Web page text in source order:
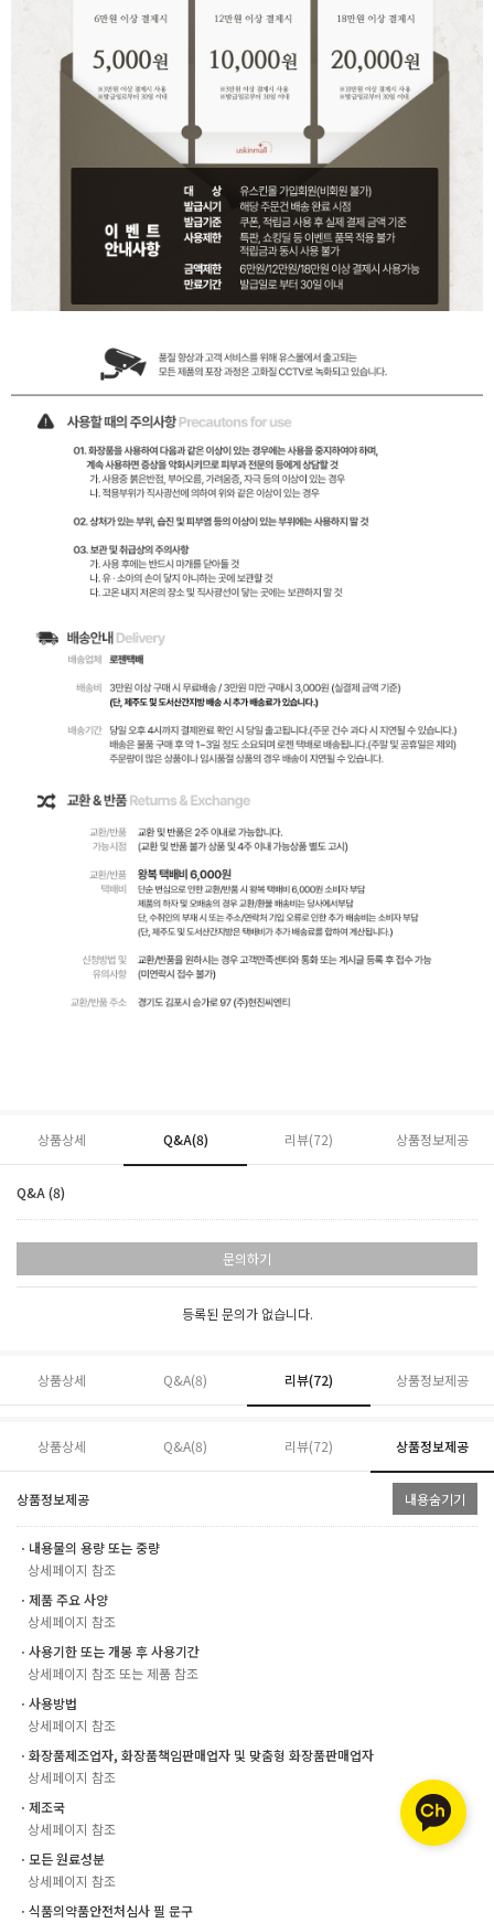
상품상세 Q&A(8) 리뷰(72) 상품정보제공
Q&A (8)
문의하기
등록된 문의가 없습니다.
상품상세 Q&A(8) 리뷰(72) 상품정보제공
상품상세 Q&A(8) 리뷰(72) 상품정보제공
상품정보제공 내용숨기기
ㆍ내용물의 용량 또는 중량
상세페이지 참조
ㆍ제품 주요 사양
상세페이지 참조
ㆍ사용기한 또는 개봉 후 사용기간
상세페이지 참조 또는 제품 참조
ㆍ사용방법
상세페이지 참조
ㆍ화장품제조업자, 화장품책임판매업자 및 맞춤형 화장품판매업자
상세페이지 참조
ㆍ제조국
상세페이지 참조
ㆍ모든 원료성분
상세페이지 참조
ㆍ식품의약품안전처심사 필 문구